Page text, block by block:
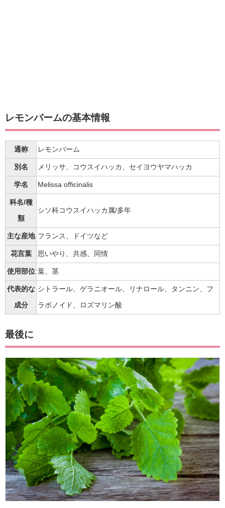
レモンバームの基本情報
通称 レモンバーム
別名 メリッサ、コウスイハッカ、セイヨウヤマハッカ
学名 Melissa officinalis
科名/種
類
シソ科コウスイハッカ属/多年
主な産地 フランス、ドイツなど
花言葉 思いやり、共感、同情
使用部位 葉、茎
代表的な
成分
シトラール、ゲラニオール、リナロール、タンニン、フ
ラボノイド、ロズマリン酸
最後に